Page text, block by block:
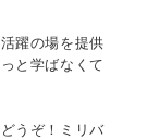
躍の場を提供
と学ばなくて
うぞ！ミリバ